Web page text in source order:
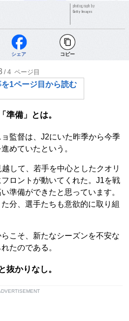
photograph by
Getty Images
シェア コピー
/4 ページ目
を1ページ目から読む
準備」とは。
監督は、J2にいた昨季から今季
めていたという。
越して、若手を中心としたクオリ
ロントが動いてくれた。J1を戦
準備ができたと思っています。
分、選手たちも意欲的に取り組
こそ、新たなシーズンを不安な
たのである。
抜かりなし。